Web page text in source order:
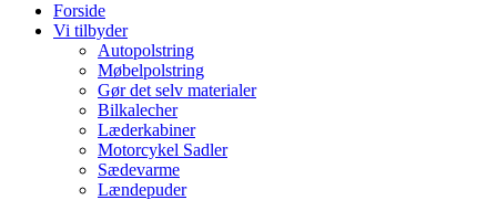
Forside
Vi tilbyder
Autopolstring
Møbelpolstring
Gør det selv materialer
Bilkalecher
Læderkabiner
Motorcykel Sadler
Sædevarme
Lændepuder